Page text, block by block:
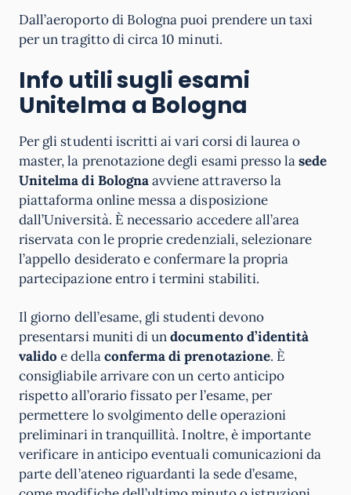
Dall’aeroporto di Bologna puoi prendere un taxi
per un tragitto di circa 10 minuti.
Info utili sugli esami
Unitelma a Bologna
Per gli studenti iscritti ai vari corsi di laurea o
master, la prenotazione degli esami presso lasede
Unitelma di Bolognaavviene attraverso la
piattaforma online messa a disposizione
dall’Università. È necessario accedere all’area
riservata con le proprie credenziali, selezionare
l’appello desiderato e confermare la propria
partecipazione entro i termini stabiliti.
Il giorno dell’esame, gli studenti devono
presentarsi muniti di undocumento d’identità
valido e dellaconferma di prenotazione. È
consigliabile arrivare con un certo anticipo
rispetto all’orario fissato per l’esame, per
permettere lo svolgimento delle operazioni
preliminari in tranquillità. Inoltre, è importante
verificare in anticipo eventuali comunicazioni da
parte dell’ateneo riguardanti la sede d’esame,